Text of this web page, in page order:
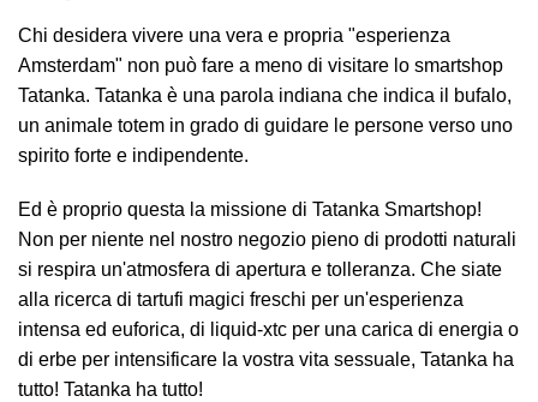
Chi desidera vivere una vera e propria "esperienza
Amsterdam" non può fare a meno di visitare lo smartshop
Tatanka. Tatanka è una parola indiana che indica il bufalo,
un animale totem in grado di guidare le persone verso uno
spirito forte e indipendente.
Ed è proprio questa la missione di Tatanka Smartshop!
Non per niente nel nostro negozio pieno di prodotti naturali
si respira un'atmosfera di apertura e tolleranza. Che siate
alla ricerca di tartufi magici freschi per un'esperienza
intensa ed euforica, di liquid-xtc per una carica di energia o
di erbe per intensificare la vostra vita sessuale, Tatanka ha
tutto! Tatanka ha tutto!